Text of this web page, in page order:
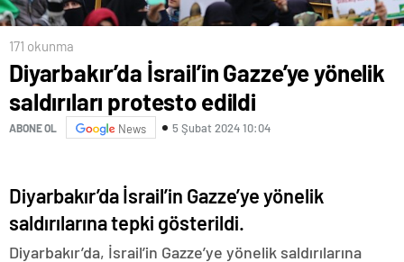
171 okunma
Diyarbakır’da İsrail’in Gazze’ye yönelik
saldırıları protesto edildi
ABONE OL News 5 Şubat 2024 10:04
Diyarbakır’da İsrail’in Gazze’ye yönelik
saldırılarına tepki gösterildi.
Diyarbakır’da, İsrail’in Gazze’ye yönelik saldırılarına